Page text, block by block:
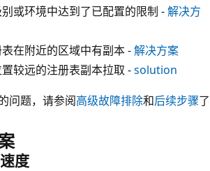
或环境中达到了已配置的限制 -解决方
在附近的区域中有副本 -解决方案
较远的注册表副本拉取 -solution
问题，请参阅高级故障排除和后续步骤了
度